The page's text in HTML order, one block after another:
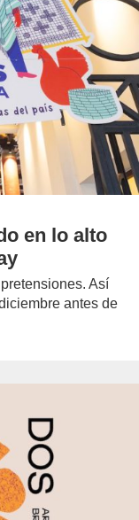
en lo alto
Así
antes de